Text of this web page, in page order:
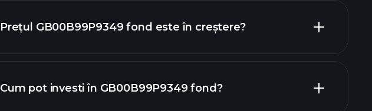
Prețul GB00B99P9349 fond este în creștere?
Cum pot investi în GB00B99P9349 fond?